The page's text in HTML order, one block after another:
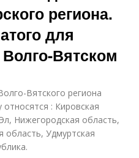
региона.
для
Вятском
Вятского региона
: Кировская
Нижегородская область,
область, Удмуртская